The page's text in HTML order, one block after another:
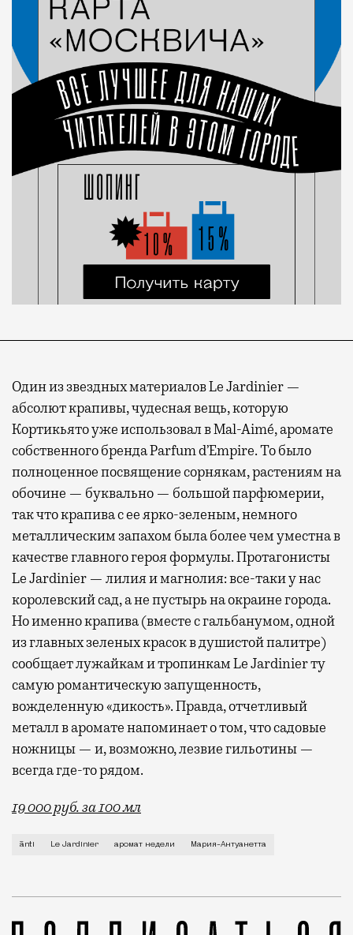
Один из звездных материалов Le Jardinier —
абсолют крапивы, чудесная вещь, которую
Кортикьято уже использовал в Mal-Aimé, аромате
собственного бренда Parfum d’Empire. То было
полноценное посвящение сорнякам, растениям на
обочине — буквально — большой парфюмерии,
так что крапива с ее ярко-зеленым, немного
металлическим запахом была более чем уместна в
качестве главного героя формулы. Протагонисты
Le Jardinier — лилия и магнолия: все-таки у нас
королевский сад, а не пустырь на окраине города.
Но именно крапива (вместе с гальбанумом, одной
из главных зеленых красок в душистой палитре)
сообщает лужайкам и тропинкам Le Jardinier ту
самую романтическую запущенность,
вожделенную «дикость». Правда, отчетливый
металл в аромате напоминает о том, что садовые
ножницы — и, возможно, лезвие гильотины —
всегда где-то рядом.
19 000 руб. за 100 мл
Если попросить знакомого парфманьяка назвать
ānti Le Jardinier аромат недели Мария-Антуанетта